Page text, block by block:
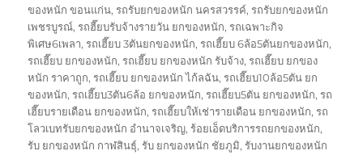
ของหนัก ขอนแก่น,รถรับยกของหนัก นครสวรรค์,รถรับยกของหนัก
เพชรบูรณ์,รถฮี๊ยบรับจ้างรายวัน ยกของหนัก,รถเฉพาะกิจ
พิเศษ6เพลา,รถเฮี๊ยบ 3ตันยกของหนัก,รถเฮี๊ยบ 6ล้อ5ตันยกของหนัก,
รถเฮี๊ยบ ยกของหนัก,รถเฮี๊ยบ ยกของหนัก รับจ้าง,รถเฮี๊ยบ ยกของ
หนัก ราคาถูก,รถเฮี๊ยบ ยกของหนัก ไก้ลฉัน,รถเฮี๊ยบ10ล้อ5ตัน ยก
ของหนัก,รถเฮี๊ยบ3ตัน6ล้อ ยกของหนัก,รถเฮี๊ยบ5ตัน ยกของหนัก,รถ
เฮี๊ยบรายเดือน ยกของหนัก,รถเฮี๊ยบให้เช่ารายเดือน ยกของหนัก,รถ
โลวเบทรับยกของหนัก อำนาจเจริญ,ร้อยเอ็ดบริการรถยกของหนัก,
รับ ยกของหนัก กาฬสินธุ์,รับ ยกของหนัก ชัยภูมิ,รับงานยกของหนัก